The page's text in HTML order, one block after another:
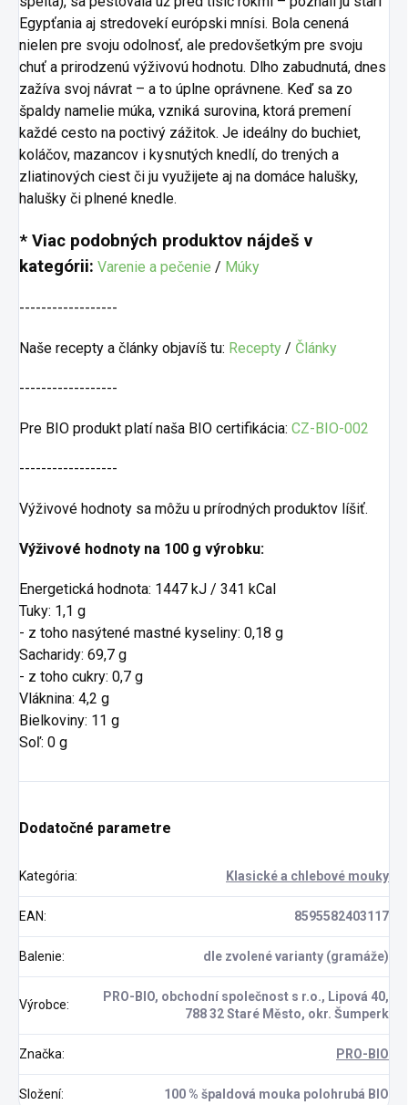
Egypťania aj stredovekí európski mnísi. Bola cenená
nielen pre svoju odolnosť, ale predovšetkým pre svoju
chuť a prirodzenú výživovú hodnotu. Dlho zabudnutá, dnes
zažíva svoj návrat – a to úplne oprávnene. Keď sa zo
špaldy namelie múka, vzniká surovina, ktorá premení
každé cesto na poctivý zážitok. Je ideálny do buchiet,
koláčov, mazancov i kysnutých knedlí, do trených a
zliatinových ciest či ju využijete aj na domáce halušky,
halušky či plnené knedle.
* Viac podobných produktov nájdeš v
kategórii: Varenie a pečenie / Múky
------------------
Naše recepty a články objavíš tu: Recepty / Články
------------------
Pre BIO produkt platí naša BIO certifikácia: CZ-BIO-002
------------------
Výživové hodnoty sa môžu u prírodných produktov líšiť.
Výživové hodnoty na 100 g výrobku:
Energetická hodnota: 1447 kJ / 341 kCal
Tuky: 1,1 g
- z toho nasýtené mastné kyseliny: 0,18 g
Sacharidy: 69,7 g
- z toho cukry: 0,7 g
Vláknina: 4,2 g
Bielkoviny: 11 g
Soľ: 0 g
Dodatočné parametre
Kategória: Klasické a chlebové mouky
EAN: 8595582403117
Balenie: dle zvolené varianty (gramáže)
Výrobce:
PRO-BIO, obchodní společnost s r.o., Lipová 40,
788 32 Staré Město, okr. Šumperk
Značka: PRO-BIO
Složení: 100 % špaldová mouka polohrubá BIO